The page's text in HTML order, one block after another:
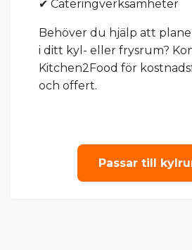
✔ Cateringverksamheter
Behöver du hjälp att
i ditt kyl- eller frysrum?
Kitchen2Food för
och offert.
Passar till